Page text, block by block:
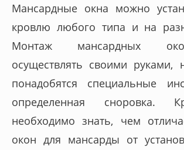
Мансардные окна можно
кровлю любого типа и на
Монтаж мансардных
осуществлять своими руками,
понадобятся специальные
определенная сноровка.
необходимо знать, чем
окон для мансарды от